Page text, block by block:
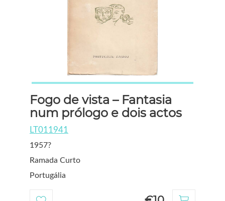
Fogo de vista – Fantasia
num prólogo e dois actos
LT011941
1957?
Ramada Curto
Portugália